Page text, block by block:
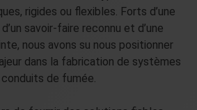
rigides ou flexibles. Forts d’une
savoir-faire reconnu et d’une
nous avons su nous positionner
dans la fabrication de systèmes
de fumée.